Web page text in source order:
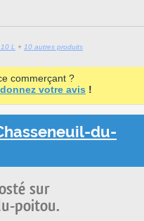
L + 10 autres produits
commerçant ?
votre avis !
du-
sur
poitou.